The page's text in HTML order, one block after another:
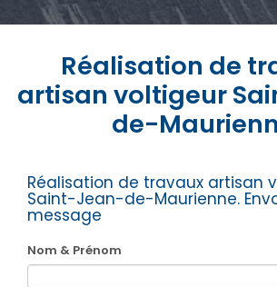
Réalisation de
artisan voltigeur
de-
Réalisation de travaux artisan
Saint-Jean-de-Maurienne.
message
Nom & Prénom